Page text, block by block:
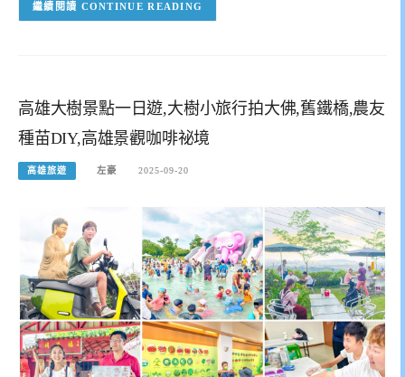
CONTINUE READING
高雄大樹景點一日遊,大樹小旅行拍大佛,舊鐵橋,農友
種苗DIY,高雄景觀咖啡祕境
高雄旅遊 左豪 2025-09-20